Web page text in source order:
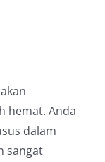
hemat. Anda
dalam
sangat